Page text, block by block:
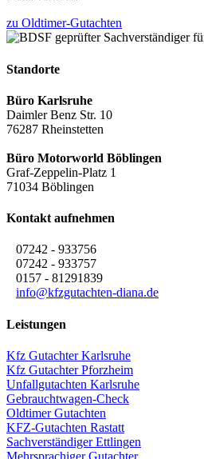
zu Oldtimer-Gutachten
Standorte
Büro Karlsruhe
Daimler Benz Str. 10
76287 Rheinstetten
Büro Motorworld Böblingen
Graf-Zeppelin-Platz 1
71034 Böblingen
Kontakt aufnehmen
07242 - 933756
07242 - 933757
0157 - 81291839
info@kfzgutachten-diana.de
Leistungen
Kfz Gutachter Karlsruhe
Kfz Gutachter Pforzheim
Unfallgutachten Karlsruhe
Gebrauchtwagen-Check
Oldtimer Gutachten
KFZ-Gutachten Rastatt
Sachverständiger Ettlingen
Mehrsprachiger Gutachter